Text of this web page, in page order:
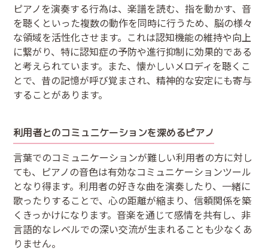
ピアノを演奏する行為は、楽譜を読む、指を動かす、音
を聴くといった複数の動作を同時に行うため、脳の様々
な領域を活性化させます。これは認知機能の維持や向上
に繋がり、特に認知症の予防や進行抑制に効果的である
と考えられています。また、懐かしいメロディを聴くこ
とで、昔の記憶が呼び覚まされ、精神的な安定にも寄与
することがあります。
利用者とのコミュニケーションを深めるピアノ
言葉でのコミュニケーションが難しい利用者の方に対し
ても、ピアノの音色は有効なコミュニケーションツール
となり得ます。利用者の好きな曲を演奏したり、一緒に
歌ったりすることで、心の距離が縮まり、信頼関係を築
くきっかけになります。音楽を通じて感情を共有し、非
言語的なレベルでの深い交流が生まれることも少なくあ
りません。